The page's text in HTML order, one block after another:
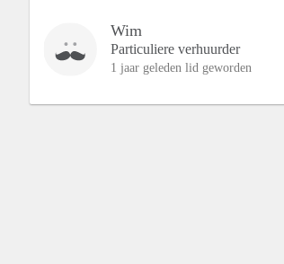
Wim
Particuliere verhuurder
1 jaar geleden lid geworden